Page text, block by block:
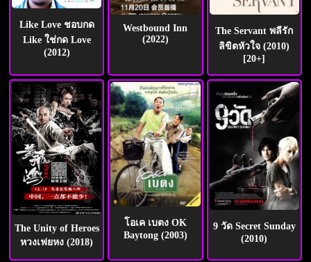
Like Love ชอบกด
Like ใช่กด Love
(2012)
Westbound Inn
(2022)
The Servant พลีรัก
ลิขิตหัวใจ (2010)
[20+]
The Unity of Heroes
หวงเฟยหง (2018)
โอเค เบตง OK
Baytong (2003)
9 วัด Secret Sunday
(2010)